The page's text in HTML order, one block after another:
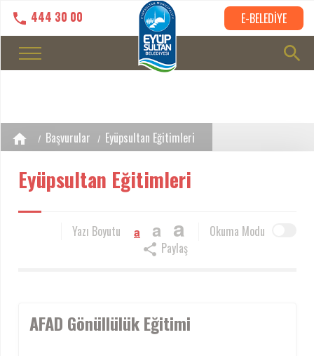
444 30 00 E-BELEDİYE
Başvurular Eyüpsultan Eğitimleri
Eyüpsultan Eğitimleri
Okuma Modu
Yazı Boyutu a a a
Paylaş
AFAD Gönüllülük Eğitimi